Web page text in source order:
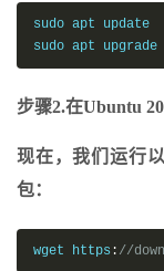
sudo apt update
sudo apt upgrade
步骤2.在Ubuntu
现在，我们运行
包：
wget https : //